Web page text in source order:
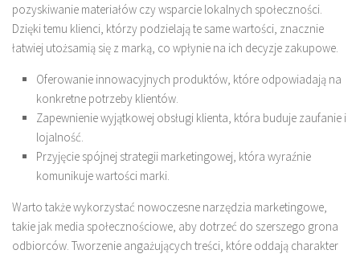
pozyskiwanie materiałów czy wsparcie lokalnych społeczności.
Dzięki temu klienci, którzy podzielają te same wartości, znacznie
łatwiej utożsamią się z marką, co wpłynie na ich decyzje zakupowe.
Oferowanie innowacyjnych produktów, które odpowiadają na
konkretne potrzeby klientów.
Zapewnienie wyjątkowej obsługi klienta, która buduje zaufanie i
lojalność.
Przyjęcie spójnej strategii marketingowej, która wyraźnie
komunikuje wartości marki.
Warto także wykorzystać nowoczesne narzędzia marketingowe,
takie jak media społecznościowe, aby dotrzeć do szerszego grona
odbiorców. Tworzenie angażujących treści, które oddają charakter